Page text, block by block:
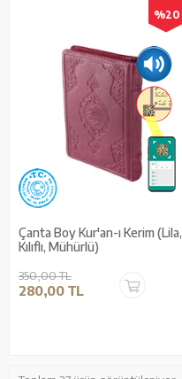
%20
Çanta Boy Kur'an-ı Kerim (Lila,
Kılıflı, Mühürlü)
350,00 TL
280,00 TL